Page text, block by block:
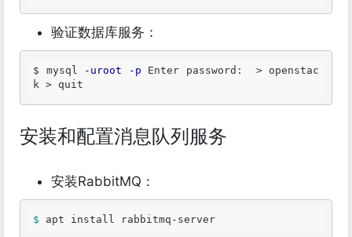
验证数据库服务：
$ mysql -uroot -p Enter password: > openstac
k > quit
安装和配置消息队列服务
安装RabbitMQ：
$ apt install rabbitmq-server